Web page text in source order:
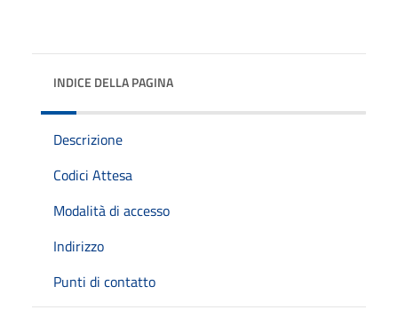
INDICE DELLA PAGINA
Descrizione
Codici Attesa
Modalità di accesso
Indirizzo
Punti di contatto